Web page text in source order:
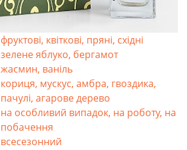
фруктові, квіткові, пряні, східні
зелене яблуко, бергамот
жасмин, ваніль
кориця, мускус, амбра, гвоздика,
пачулі, агарове дерево
на особливий випадок, на роботу, на
побачення
всесезонний